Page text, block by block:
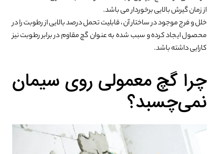
از زمان گیرش بالایی برخوردار می باشد.
خلل و فرج موجود در ساختار آن، قابلیت تحمل درصد بالایی از رطوبت را در
محصول ایجاد کرده و سبب شده به عنوان گچ مقاوم در برابر رطوبت نیز
کارایی داشته باشد.
چرا گچ معمولی روی سیمان
نمی‌چسبد؟